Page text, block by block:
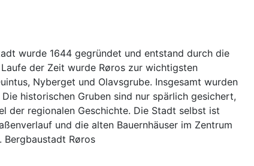
wurde 1644 gegründet und entstand durch die
der Zeit wurde Røros zur wichtigsten
Nyberget und Olavsgrube. Insgesamt wurden
historischen Gruben sind nur spärlich gesichert,
der regionalen Geschichte. Die Stadt selbst ist
und die alten Bauernhäuser im Zentrum
Bergbaustadt Røros